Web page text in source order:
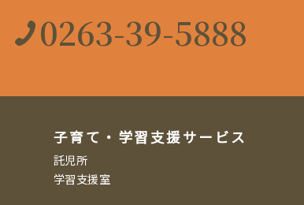
0263-39-5888
子育て・学習支援サービス
託児所
学習支援室